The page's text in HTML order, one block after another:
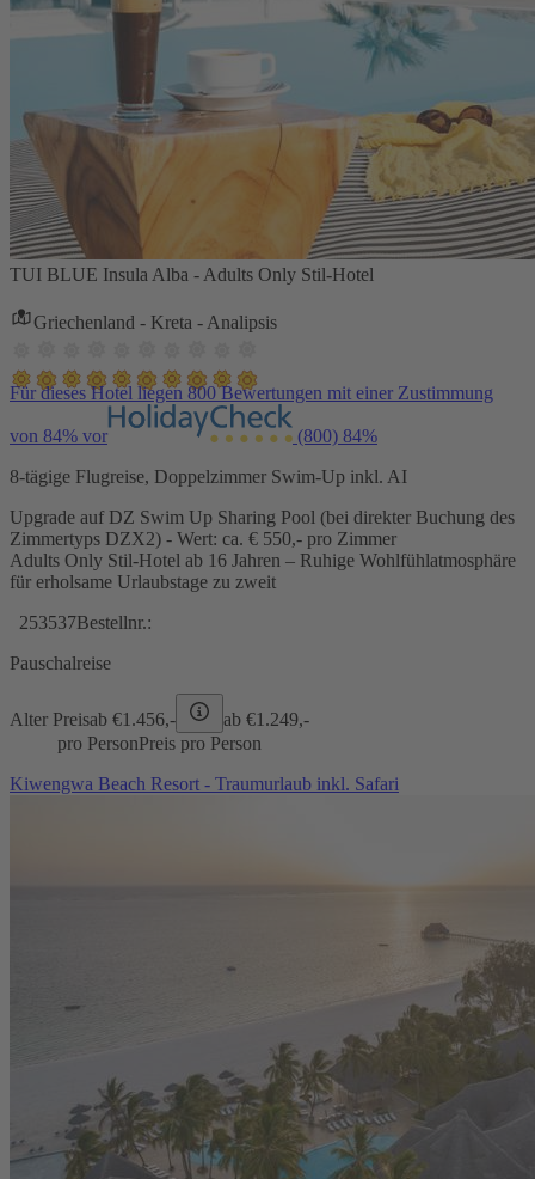
TUI BLUE Insula Alba - Adults Only Stil-Hotel
Griechenland - Kreta - Analipsis
Für dieses Hotel liegen 800 Bewertungen mit einer Zustimmung
von 84% vor (800) 84%
8-tägige Flugreise, Doppelzimmer Swim-Up inkl. AI
Upgrade auf DZ Swim Up Sharing Pool (bei direkter Buchung des
Zimmertyps DZX2) - Wert: ca. € 550,- pro Zimmer
Adults Only Stil-Hotel ab 16 Jahren – Ruhige Wohlfühlatmosphäre
für erholsame Urlaubstage zu zweit
253537Bestellnr.:
Pauschalreise
Alter Preisab €1.456,- ab €1.249,-
pro PersonPreis pro Person
Kiwengwa Beach Resort - Traumurlaub inkl. Safari